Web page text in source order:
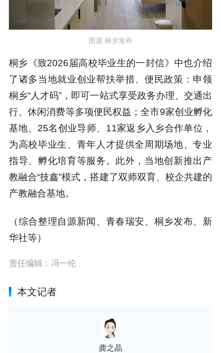
图源 桐乡发布
桐乡《致2026届高校毕业生的一封信》中也介绍
了诸多当地就业创业帮扶举措、便民政策：申领
桐乡“人才码”，即可一站式享受政务办理、交通出
行、休闲消费等多项便民权益；全市9家创业孵化
基地、25名创业导师、11家返乡入乡合作单位，
为高校毕业生、青年人才提供全周期场地、专业
指导、孵化培育等服务。此外， 当地创新推出产
教融合“技鑫”模式，搭建了双师双育、校企共建的
产教融合基地。
（综合整理自源新闻、青春瑞安、桐乡发布、新
华社等）
责任编辑：冯一伦
本文记者
龚之晶